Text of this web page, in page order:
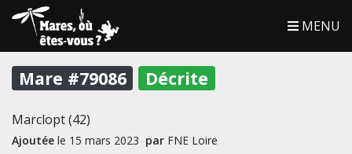
MENU
Mare #79086 Décrite
Marclopt (42)
Ajoutée le 15 mars 2023 par FNE Loire